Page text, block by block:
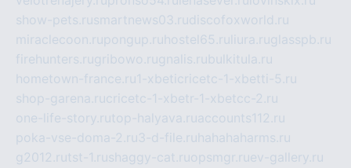
show-pets.rusmartnews03.rudiscofoxworld.ru
miraclecoon.rupongup.ru hostel65.ru liura.ruglasspb.ru
firehunters.rugribowo.rugnalis.rubulkitula.ru
hometown-france.ru1-xbeticricetc-1-xbetti-5.ru
shop-garena.rucricetc-1-xbetr-1-xbetcc-2.ru
one-life-story.rutop-halyava.ruaccounts112.ru
poka-vse-doma-2.ru3-d-file.ru hahahaharms.ru
g2012.rutst-1.rushaggy-cat.ruopsmgr.ruev-gallery.ru